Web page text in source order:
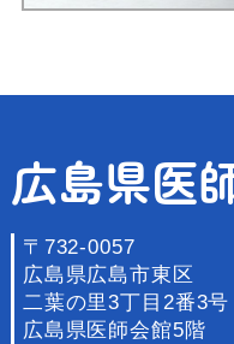
広島県医
〒732-0057
広島県広島市東区
二葉の里3丁目2番3号
広島県医師会館5階